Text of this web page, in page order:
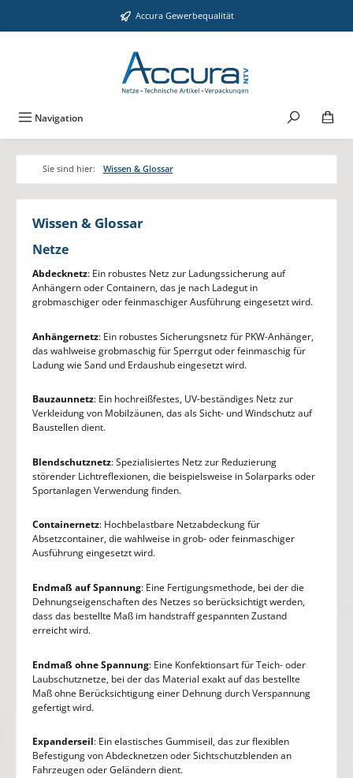
Zum Hauptinhalt springen Accura Gewerbequalität
Navigation
Sie sind hier: Wissen & Glossar
Wissen & Glossar
Netze
Abdecknetz: Ein robustes Netz zur Ladungssicherung auf
Anhängern oder Containern, das je nach Ladegut in
grobmaschiger oder feinmaschiger Ausführung eingesetzt wird.
Anhängernetz: Ein robustes Sicherungsnetz für PKW-Anhänger,
das wahlweise grobmaschig für Sperrgut oder feinmaschig für
Ladung wie Sand und Erdaushub eingesetzt wird.
Bauzaunnetz: Ein hochreißfestes, UV-beständiges Netz zur
Verkleidung von Mobilzäunen, das als Sicht- und Windschutz auf
Baustellen dient.
Blendschutznetz: Spezialisiertes Netz zur Reduzierung
störender Lichtreflexionen, die beispielsweise in Solarparks oder
Sportanlagen Verwendung finden.
Containernetz: Hochbelastbare Netzabdeckung für
Absetzcontainer, die wahlweise in grob- oder feinmaschiger
Ausführung eingesetzt wird.
Endmaß auf Spannung: Eine Fertigungsmethode, bei der die
Dehnungseigenschaften des Netzes so berücksichtigt werden,
dass das bestellte Maß im handstraff gespannten Zustand
erreicht wird.
Endmaß ohne Spannung: Eine Konfektionsart für Teich- oder
Laubschutznetze, bei der das Material exakt auf das bestellte
Maß ohne Berücksichtigung einer Dehnung durch Verspannung
gefertigt wird.
Expanderseil: Ein elastisches Gummiseil, das zur flexiblen
Befestigung von Abdecknetzen oder Sichtschutzblenden an
Fahrzeugen oder Geländern dient.